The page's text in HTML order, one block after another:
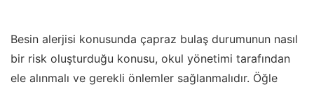
Besin alerjisi konusunda çapraz bulaş durumunun nasıl
bir risk oluşturduğu konusu, okul yönetimi tarafından
ele alınmalı ve gerekli önlemler sağlanmalıdır. Öğle